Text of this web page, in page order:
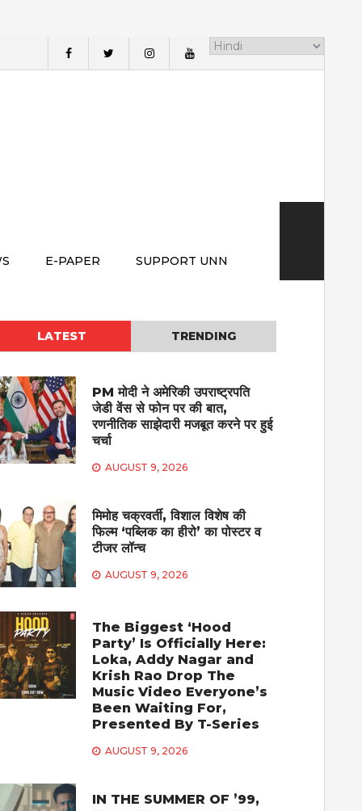
E-PAPER SUPPORT UNN
LATEST TRENDING
PM मोदी ने अमेरिकी उपराष्ट्रपति
जेडी वेंस से फोन पर की बात,
रणनीतिक साझेदारी मजबूत करने पर हुई
चर्चा
AUGUST 9, 2026
मिमोह चक्रवर्ती, विशाल विशेष की
फिल्म ‘पब्लिक का हीरो’ का पोस्टर व
टीजर लॉन्च
AUGUST 9, 2026
The Biggest ‘Hood
Party’ Is Officially Here:
Loka, Addy Nagar and
Krish Rao Drop The
Music Video Everyone’s
Been Waiting For,
Presented By T-Series
AUGUST 9, 2026
IN THE SUMMER OF ’99,